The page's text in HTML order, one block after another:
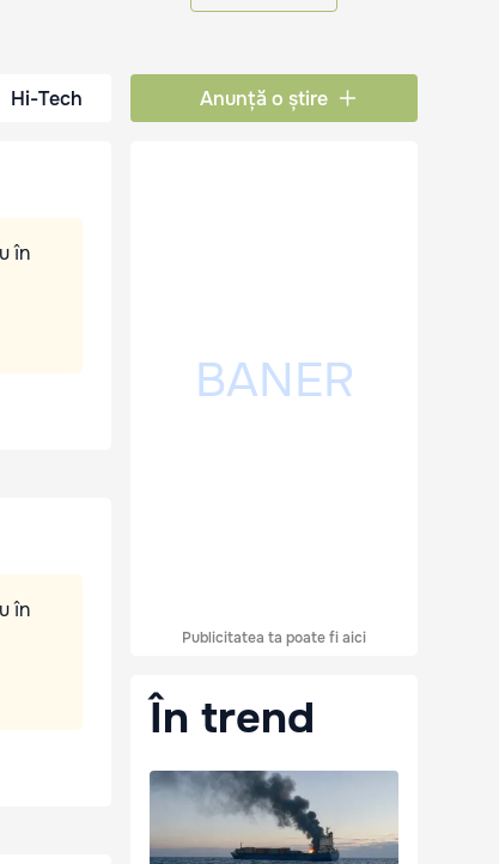
Hi-Tech Anunță o știre
în
în
Publicitatea ta poate fi aici
În trend